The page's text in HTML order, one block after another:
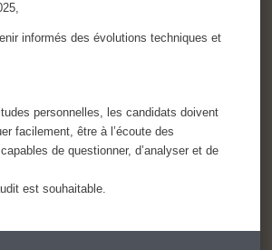
informés des évolutions techniques et
personnelles, les candidats doivent
facilement, être à l’écoute des
de questionner, d’analyser et de
est souhaitable.